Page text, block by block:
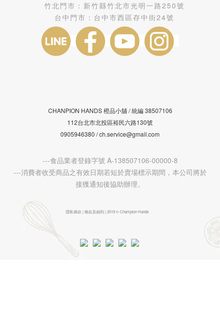
竹北門市： 新竹縣竹北市光明一路250號
台中門市： 台中市西區存中街24號
CHANPION HANDS 橙品小舖 /統編38507106
112台北市北投區裕民六路130號
0905946380 / ch.service@gmail.com
---食品業者登錄字號 A-138507106-00000-8
---消費者收受商品之有效日期若短於賣場標示期間，本公司將於
接獲通知後協助辦理。
隱私條款 | 條款及細則 | 2019 © Champion Hands